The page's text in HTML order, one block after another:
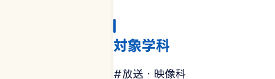
対象学科
#放送・映像科